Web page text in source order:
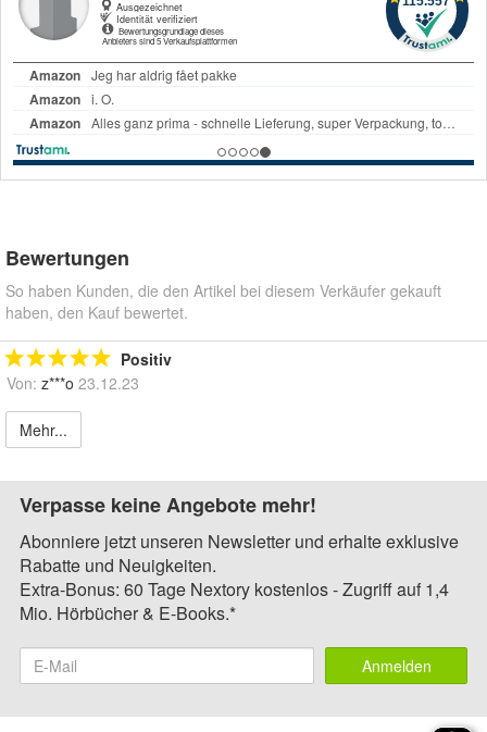
Bewertungen
So haben Kunden, die den Artikel bei diesem Verkäufer gekauft
haben, den Kauf bewertet.
Positiv
Von: z***o 23.12.23
Mehr...
Verpasse keine Angebote mehr!
Abonniere jetzt unseren Newsletter und erhalte exklusive
Rabatte und Neuigkeiten.
Extra-Bonus: 60 Tage Nextory kostenlos - Zugriff auf 1,4
Mio. Hörbücher & E-Books.*
Anmelden